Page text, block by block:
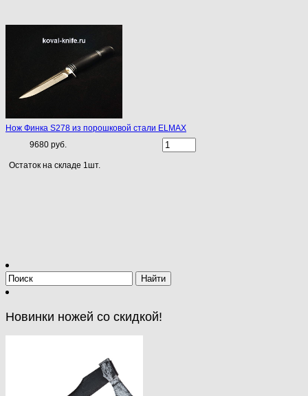
Нож Финка S278 из порошковой стали ELMAX
9680 руб.
Остаток на складе 1шт.
Новинки ножей со скидкой!